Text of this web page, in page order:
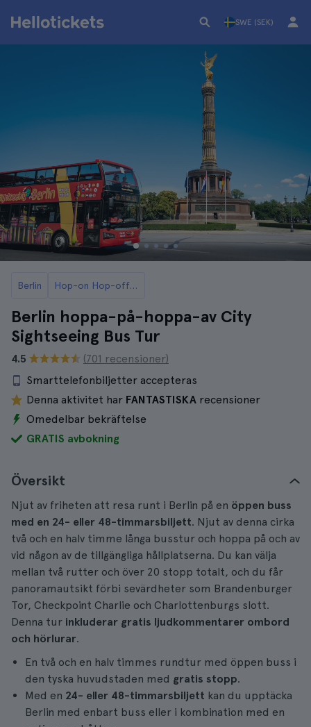
SWE (SEK)
Berlin Hop-on Hop-off-bussar i Berlin
Berlin hoppa-på-hoppa-av City
Sightseeing Bus Tur
4.5
(701 recensioner)
Smarttelefonbiljetter accepteras
Denna aktivitet har FANTASTISKA recensioner
Omedelbar bekräftelse
GRATIS avbokning
Översikt
Njut av friheten att resa runt i Berlin på en öppen buss
med en 24- eller 48-timmarsbiljett. Njut av denna cirka
två och en halv timme långa busstur och hoppa på och av
vid någon av de tillgängliga hållplatserna. Du kan välja
mellan två rutter och över 20 stopp totalt, och du får
panoramautsikt förbi sevärdheter som Brandenburger
Tor, Checkpoint Charlie och Charlottenburgs slott.
Denna tur inkluderar gratis ljudkommentarer ombord
och hörlurar.
En två och en halv timmes rundtur med öppen buss i
den tyska huvudstaden med gratis stopp.
Med en 24- eller 48-timmarsbiljett kan du upptäcka
Berlin med enbart buss eller i kombination med en